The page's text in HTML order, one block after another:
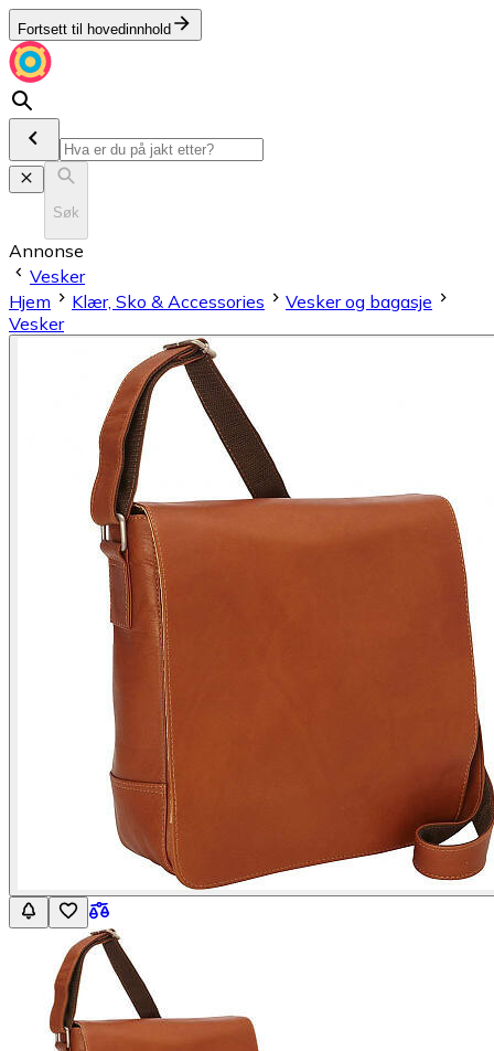
Fortsett til hovedinnhold
Søk
Annonse
Vesker
Hjem
Klær, Sko & Accessories
Vesker og bagasje
Vesker